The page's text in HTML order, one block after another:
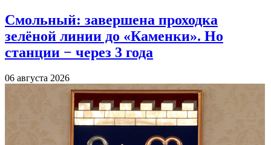
Смольный: завершена проходка
зелёной линии до «Каменки». Но
станции − через 3 года
06 августа 2026